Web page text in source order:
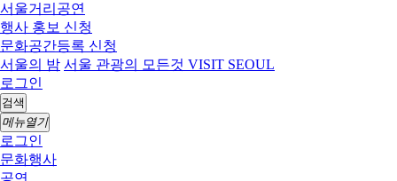
서울거리공연
행사 홍보 신청
문화공간등록 신청
서울의 밤 서울 관광의 모든것 VISIT SEOUL
로그인
검색
메뉴열기
로그인
문화행사
공연